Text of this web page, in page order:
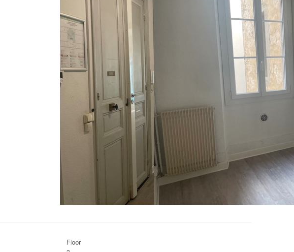
Floor